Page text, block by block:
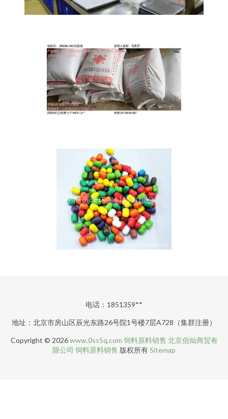
电话：1851359**
地址：北京市房山区辰光东路26号院1号楼7层A728（集群注册）
Copyright © 2026www.0ss5q.com 饲料原料销售 北京佰灿商贸有
限公司 饲料原料销售 版权所有Sitemap